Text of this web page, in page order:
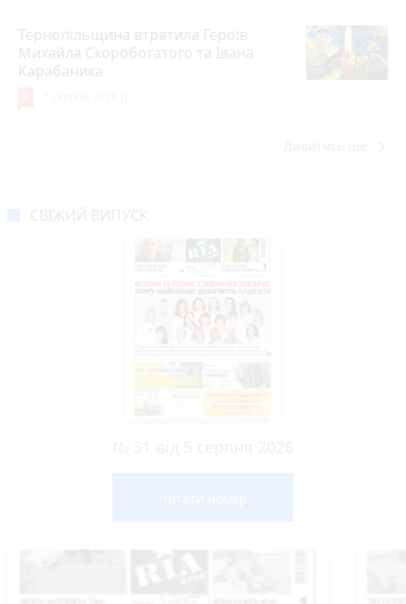
Тернопільщина втратила Героїв
Михайла Скоробогатого та Івана
Карабаника